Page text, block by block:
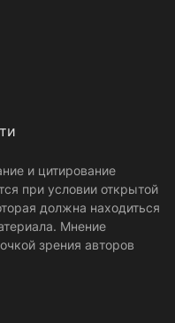
и цитирование
при условии открытой
должна находиться
Мнение
зрения авторов